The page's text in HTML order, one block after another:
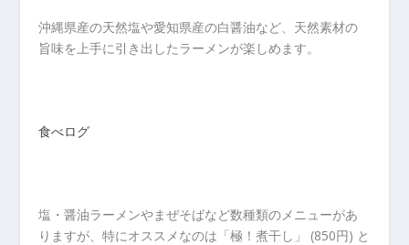
沖縄県産の天然塩や愛知県産の白醤油など、天然素材の
旨味を上手に引き出したラーメンが楽しめます。
食べログ
塩・醤油ラーメンやまぜそばなど数種類のメニューがあ
りますが、特にオススメなのは「極！煮干し」 (850円) と